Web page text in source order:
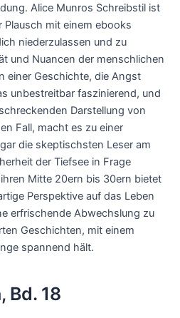
Alice Munros Schreibstil ist
Plausch mit einem ebooks
niederzulassen und zu
und Nuancen der menschlichen
einer Geschichte, die Angst
unbestreitbar faszinierend, und
Darstellung von
Fall, macht es zu einer
die skeptischsten Leser am
der Tiefsee in Frage
Mitte 20ern bis 30ern bietet
Perspektive auf das Leben
erfrischende Abwechslung zu
Geschichten, mit einem
spannend hält.
Bd. 18